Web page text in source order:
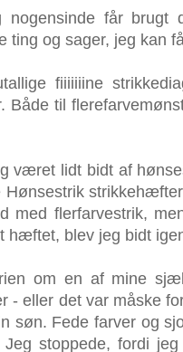
får brugt
ting og sager, jeg kan
fiiiiiiine
Både til
været lidt bidt af
med flerfarvestrik,
hæftet, blev jeg bidt
om en af mine
- eller det var måske
søn. Fede farver og
Jeg stoppede, fordi